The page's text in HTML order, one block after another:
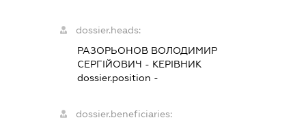
dossier.heads:
РАЗОРЬОНОВ ВОЛОДИМИР
СЕРГІЙОВИЧ - КЕРІВНИК
dossier.position -
dossier.beneficiaries: